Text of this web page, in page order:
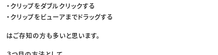
プロフェッショナル×つながる×メディア
・クリップをダブルクリックする
・クリップをビューアまでドラッグする
はご存知の方も多いと思います。